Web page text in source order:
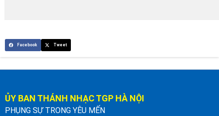
Facebook Tweet
ỦY BAN THÁNH NHẠC TGP HÀ NỘI
PHỤNG SỰ TRONG YÊU MẾN